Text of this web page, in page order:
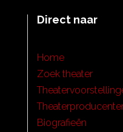
Direct naar
Home
Zoek theater
Biografieën